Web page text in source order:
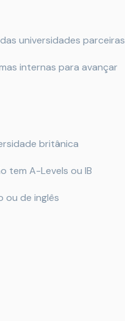
universidades parceiras
internas para avançar
britânica
tem A-Levels ou IB
ou de inglês